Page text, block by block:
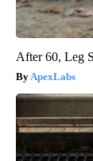
After 60, Leg
ApexLabs